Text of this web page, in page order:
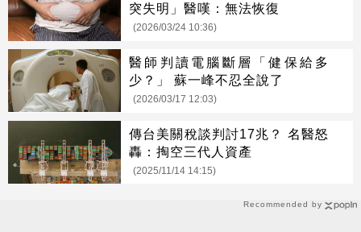
Recommended by
突失明」醫嘆：無法恢復
(2026/03/24 10:36)
醫師判讀電腦斷層「健保給多
少？」 蘇一峰不忍全說了
(2026/03/17 12:03)
傳台美關稅談判討17兆？ 名醫怒
轟：掏空三代人資產
(2025/11/14 14:15)